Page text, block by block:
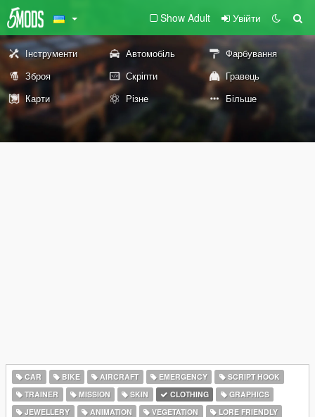
Show Adult Увійти
Інструменти Автомобіль
Фарбування
Зброя
Скріпти
Гравець
Карти
Різне Більше
CAR BIKE AIRCRAFT EMERGENCY
SCRIPT HOOK
TRAINER
MISSION SKIN CLOTHING
GRAPHICS
JEWELLERY
ANIMATION VEGETATION LORE FRIENDLY